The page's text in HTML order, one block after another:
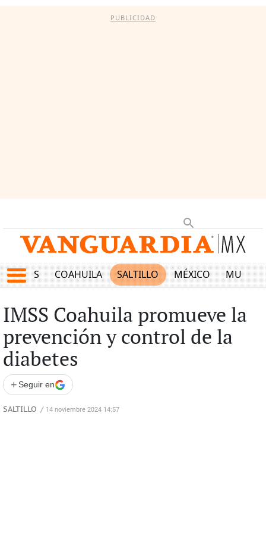
PUBLICIDAD
JUEGOS COAHUILA SALTILLO MÉXICO MUNDO
IMSS Coahuila promueve la
prevención y control de la
diabetes
+ Seguir en
SALTILLO / 14 noviembre 2024 14:57